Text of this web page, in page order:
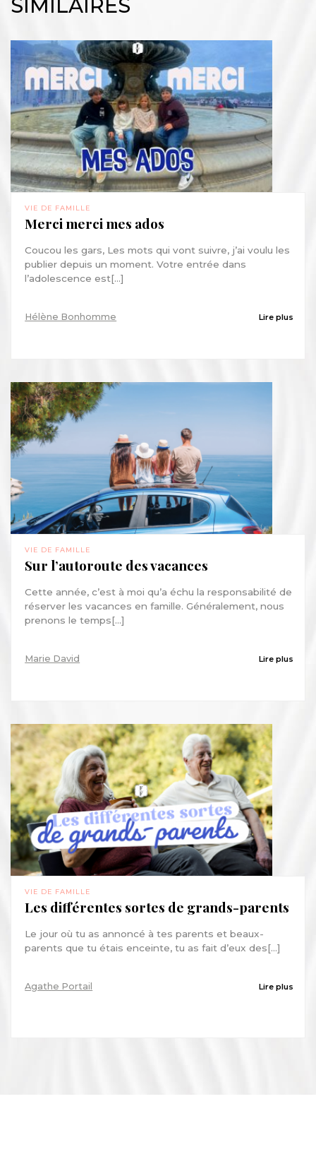
SIMILAIRES
VIE DE FAMILLE
Merci merci mes ados
Coucou les gars, Les mots qui vont suivre, j’ai voulu les
publier depuis un moment. Votre entrée dans
l’adolescence est[...]
Hélène Bonhomme Lire plus
VIE DE FAMILLE
Sur l’autoroute des vacances
Cette année, c’est à moi qu’a échu la responsabilité de
réserver les vacances en famille. Généralement, nous
prenons le temps[...]
Marie David Lire plus
VIE DE FAMILLE
Les différentes sortes de grands-parents
Le jour où tu as annoncé à tes parents et beaux-
parents que tu étais enceinte, tu as fait d’eux des[...]
Agathe Portail Lire plus